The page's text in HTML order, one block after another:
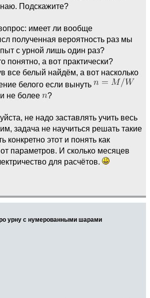
Подскажите?
имеет ли вообще
полученная вероятность раз мы
с урной лишь один раз?
понятно, а вот практически?
все белый найдём, а вот насколько
белого если вынуть
не более
?
не надо заставлять учить весь
задача не научиться решать такие
этот и понять как
параметров. И сколько месяцев
для расчётов.
урну с нумерованными шарами